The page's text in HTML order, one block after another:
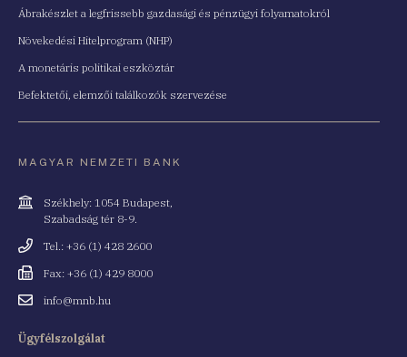
Ábrakészlet a legfrissebb gazdasági és pénzügyi folyamatokról
Növekedési Hitelprogram (NHP)
A monetáris politikai eszköztár
Befektetői, elemzői találkozók szervezése
MAGYAR NEMZETI BANK
Cím
Székhely: 1054 Budapest,
Szabadság tér 8-9.
Telefonszám
Tel.: +36 (1) 428 2600
Fax
Fax: +36 (1) 429 8000
Emailinfo@mnb.hu
Ügyfélszolgálat